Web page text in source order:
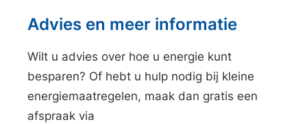
e
r
s
e
n
Advies en meer informatie
Wilt u advies over hoe u energie kunt
besparen? Of hebt u hulp nodig bij kleine
energiemaatregelen, maak dan gratis een
afspraak via